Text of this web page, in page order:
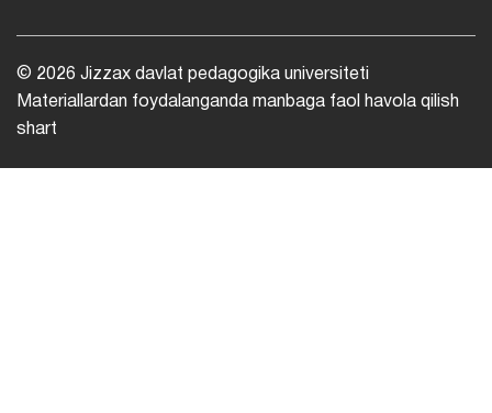
© 2026 Jizzax davlat pedagogika universiteti
Materiallardan foydalanganda manbaga faol havola qilish
shart